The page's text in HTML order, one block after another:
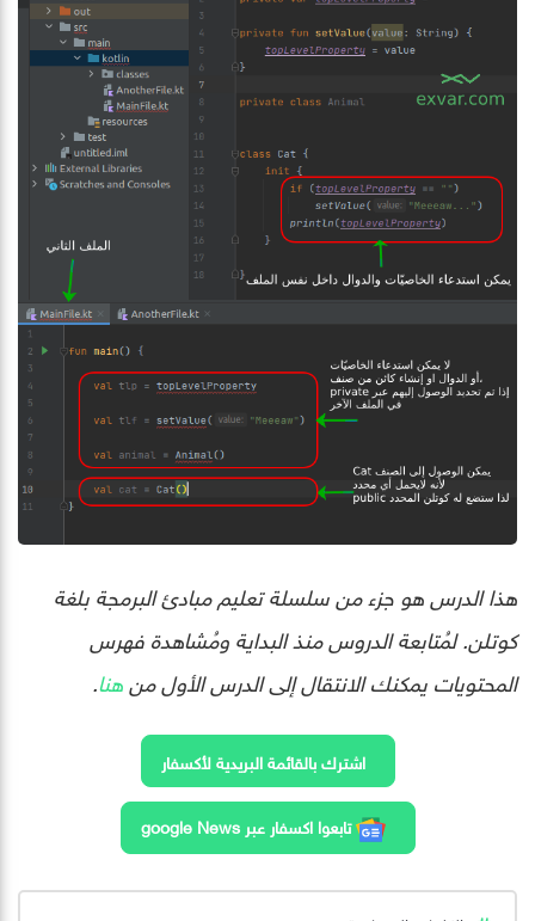
هذا الدرس هو جزء من سلسلة تعليم مبادئ البرمجة بلغة
كوتلن. لمُتابعة الدروس منذ البداية ومُشاهدة فهرس
المحتويات يمكنك الانتقال إلى الدرس الأول منهنا.
اشترك بالقائمة البريدية لأكسفار
تابعوا اكسفار عبر google News